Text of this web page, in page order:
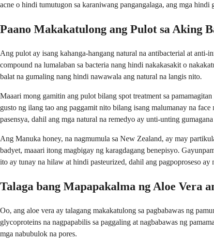
acne o hindi tumutugon sa karaniwang pangangalaga, ang mga
Paano Makakatulong ang Pulot sa Aking
Ang pulot ay isang kahanga-hangang natural na antibacterial at
compound na lumalaban sa bacteria nang hindi nakakasakit o
balat na gumaling nang hindi nawawala ang natural na langis nito.
Maaari mong gamitin ang pulot bilang spot treatment sa
gusto ng ilang tao ang paggamit nito bilang isang malumanay na
pasensya, dahil ang mga natural na remedyo ay unti-unting
Ang Manuka honey, na nagmumula sa New Zealand, ay may
badyet, maaari itong magbigay ng karagdagang benepisyo.
ito ay tunay na hilaw at hindi pasteurized, dahil ang pagpoproseso
Talaga bang Mapapakalma ng Aloe Vera
Oo, ang aloe vera ay talagang makakatulong sa pagbabawas ng
glycoproteins na nagpapabilis sa paggaling at nagbabawas ng
mga nabubulok na pores.